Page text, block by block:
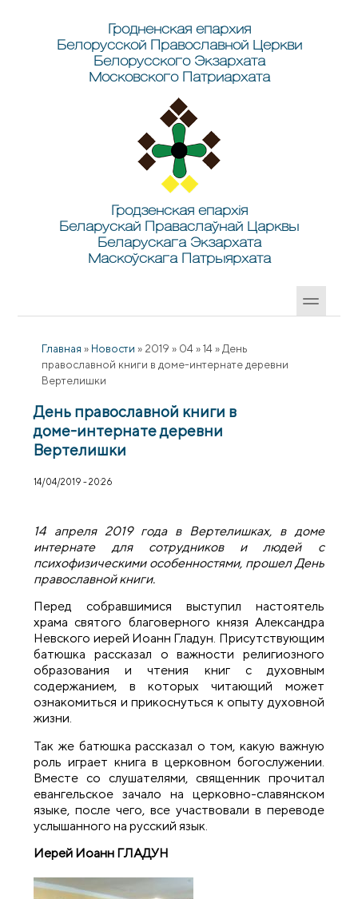
Гродненская епархия
Белорусской Православной Церкви
Белорусского Экзархата
Московского Патриархата
Гродзенская епархія
Беларускай Праваслаўнай Царквы
Беларускага Экзархата
Маскоўскага Патрыярхата
Главная » Новости » 2019 » 04 » 14 » День
православной книги в доме-интернате деревни
Вертелишки
День православной книги в
доме-интернате деревни
Вертелишки
14/04/2019 - 20:26
14 апреля 2019 года в Вертелишках, в доме
интернате для сотрудников и людей с
психофизическими особенностями, прошел День
православной книги.
Перед собравшимися выступил настоятель
храма святого благоверного князя Александра
Невского иерей Иоанн Гладун. Присутствующим
батюшка рассказал о важности религиозного
образования и чтения книг с духовным
содержанием, в которых читающий может
ознакомиться и прикоснуться к опыту духовной
жизни.
Так же батюшка рассказал о том, какую важную
роль играет книга в церковном богослужении.
Вместе со слушателями, священник прочитал
евангельское зачало на церковно-славянском
языке, после чего, все участвовали в переводе
услышанного на русский язык.
Иерей Иоанн ГЛАДУН